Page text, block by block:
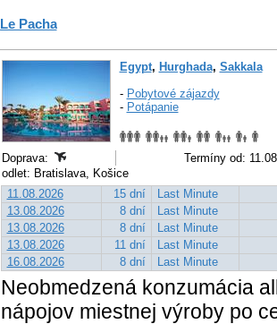
Le Pacha
Egypt, Hurghada, Sakkala
- Pobytové zájazdy
- Potápanie
Doprava:
Termíny od:
odlet: Bratislava, Košice
11.08.2026
15 dní
Last Minute
13.08.2026
8 dní
Last Minute
13.08.2026
8 dní
Last Minute
13.08.2026
11 dní
Last Minute
16.08.2026
8 dní Last Minute
Neobmedzená konzumácia
nápojov miestnej výroby po